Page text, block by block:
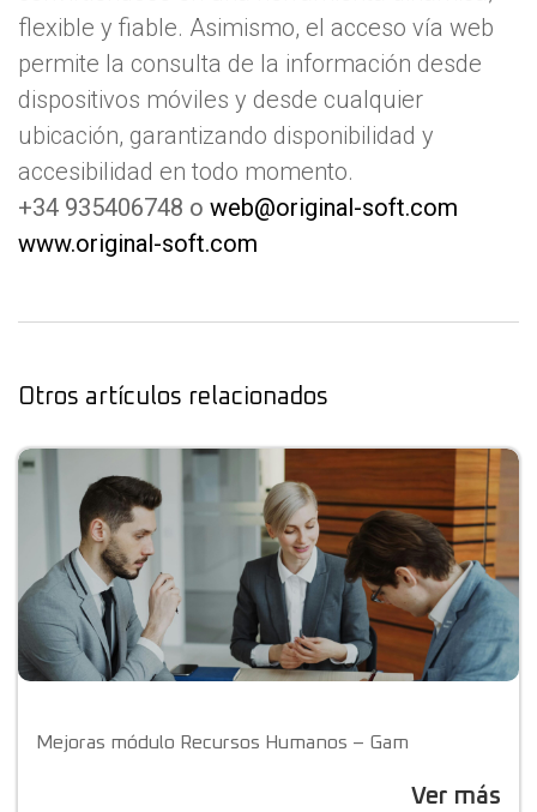
flexible y fiable. Asimismo, el acceso vía web
permite la consulta de la información desde
dispositivos móviles y desde cualquier
ubicación, garantizando disponibilidad y
accesibilidad en todo momento.
+34 935406748 o web@original-soft.com
www.original-soft.com
Otros artículos relacionados
Mejoras módulo Recursos Humanos – Gam
Ver más